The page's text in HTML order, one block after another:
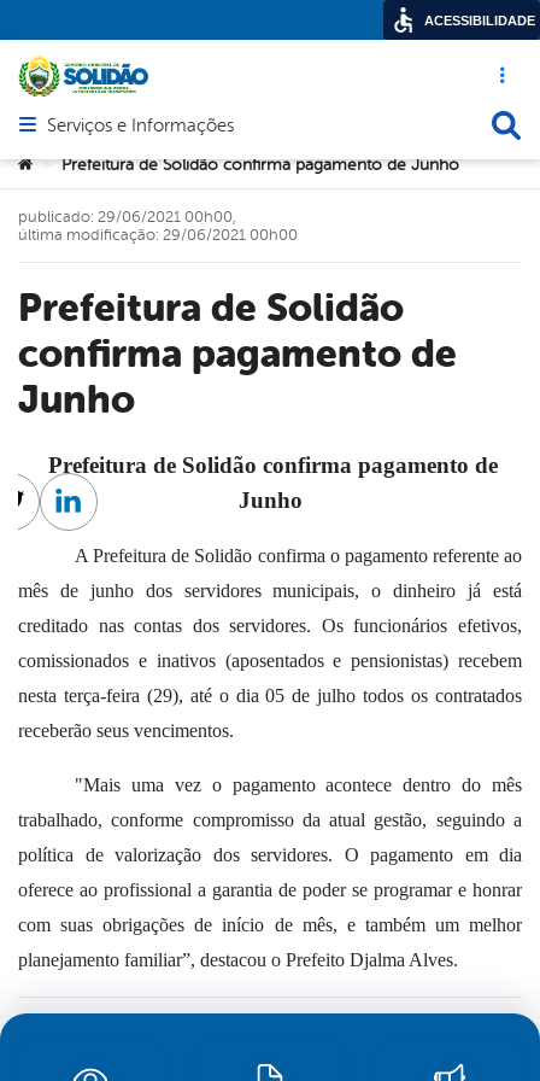
Acesso
Abrir menu principal de navegação
Serviços e Informações
Você está aqui:
> Prefeitura de Solidão confirma pagamento de Junho
Prefeitura de Solidão
confirma pagamento de
Junho
publicado: 29/06/2021 00h00,
última modificação: 29/06/2021 00h00
Prefeitura de Solidão confirma pagamento de
Junho
A Prefeitura de Solidão confirmao pagamento referente ao
mês de junho dos servidores municipais, o dinheiro já está
creditado nas contas dos servidores. Os funcionários efetivos,
comissionados e inativos (aposentados e pensionistas) recebem
nesta terça-feira (29), até o dia 05 de julho todos os contratados
receberão seus vencimentos.
"Mais uma vez o pagamento acontece dentro do mês
trabalhado, conforme compromisso da atual gestão, seguindo a
política de valorização dos servidores. O pagamento em dia
oferece ao profissional a garantia de poder se programar e honrar
com suas obrigações de início de mês, e também um melhor
planejamento familiar”, destacou o Prefeito Djalma Alves.
TwitterLinkedin
ACESSIBILIDADE